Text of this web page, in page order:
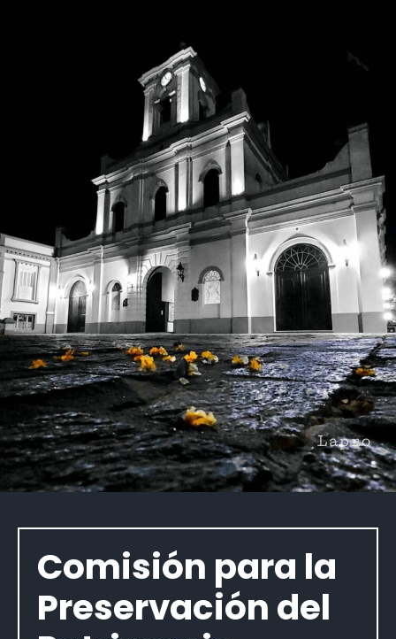
Comisión para la
Preservación del